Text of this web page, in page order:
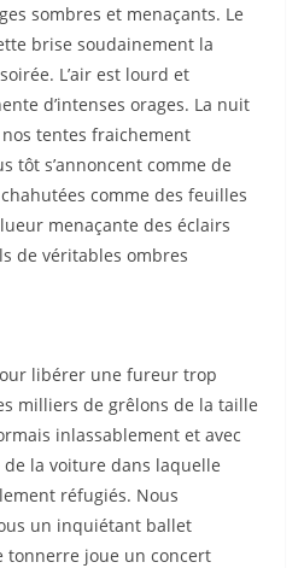
sombres et menaçants. Le
brise soudainement la
L’air est lourd et
d’intenses orages. La nuit
tentes fraichement
tôt s’annoncent comme de
comme des feuilles
menaçante des éclairs
de véritables ombres
libérer une fureur trop
milliers de grêlons de la taille
inlassablement et avec
la voiture dans laquelle
réfugiés. Nous
un inquiétant ballet
tonnerre joue un concert